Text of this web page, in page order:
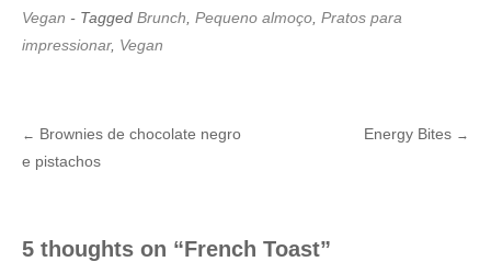
Vegan - Tagged Brunch Pequeno almoço Pratos para
impressionar, Vegan
Post
← Brownies de chocolate negro
e pistachos
Energy Bites →
5 thoughts on “French Toast”